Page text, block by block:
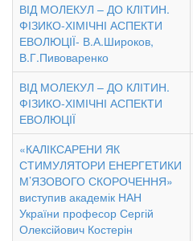
ВІД МОЛЕКУЛ – ДО КЛІТИН.
ФІЗИКО-ХІМІЧНІ АСПЕКТИ
ЕВОЛЮЦІЇ- В.А.Широков,
В.Г.Пивоваренко
ВІД МОЛЕКУЛ – ДО КЛІТИН.
ФІЗИКО-ХІМІЧНІ АСПЕКТИ
ЕВОЛЮЦІЇ
«КАЛІКСАРЕНИ ЯК
СТИМУЛЯТОРИ ЕНЕРГЕТИКИ
М’ЯЗОВОГО СКОРОЧЕННЯ»
виступив академік НАН
України професор Сергій
Олексійович Костерін